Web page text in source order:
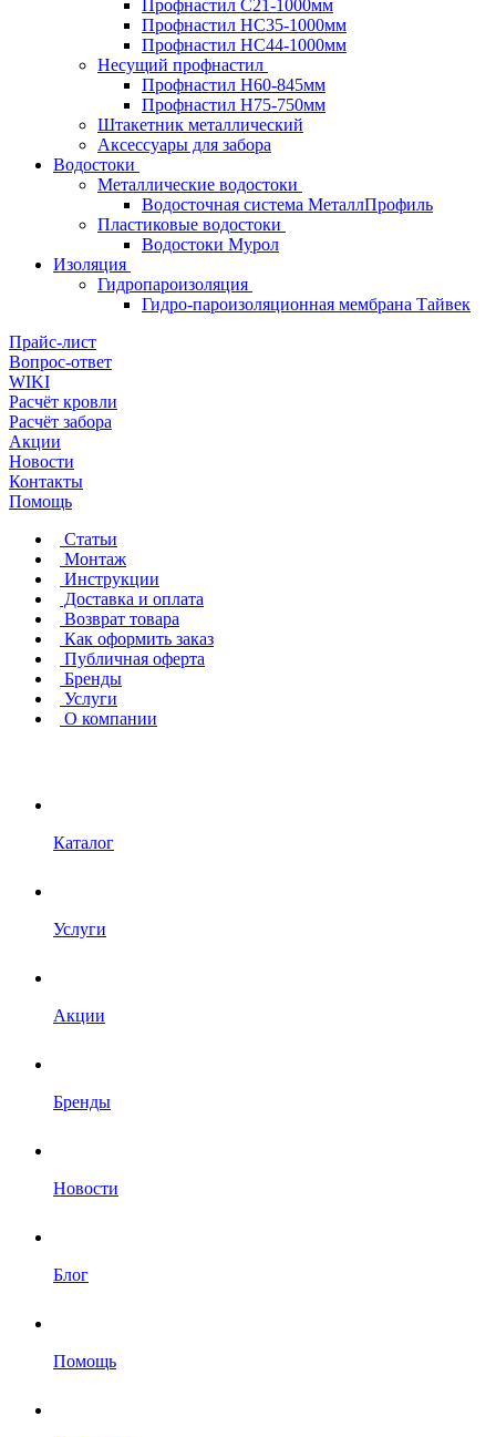
Профнастил С21-1000мм
Профнастил HC35-1000мм
Профнастил НС44-1000мм
Несущий профнастил
Профнастил Н60-845мм
Профнастил H75-750мм
Штакетник металлический
Аксессуары для забора
Водостоки
Металлические водостоки
Водосточная система МеталлПрофиль
Пластиковые водостоки
Водостоки Мурол
Изоляция
Гидропароизоляция
Гидро-пароизоляционная мембрана Тайвек
Прайс-лист
Вопрос-ответ
WIKI
Расчёт кровли
Расчёт забора
Акции
Новости
Контакты
Помощь
Статьи
Монтаж
Инструкции
Доставка и оплата
Возврат товара
Как оформить заказ
Публичная оферта
Бренды
Услуги
О компании
Каталог
Услуги
Акции
Бренды
Новости
Блог
Помощь